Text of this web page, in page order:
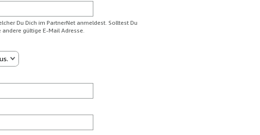
Du Dich im PartnerNet anmeldest. Solltest Du
gültige E-Mail Adresse.